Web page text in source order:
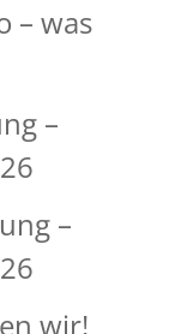
– was
–
–
wir!